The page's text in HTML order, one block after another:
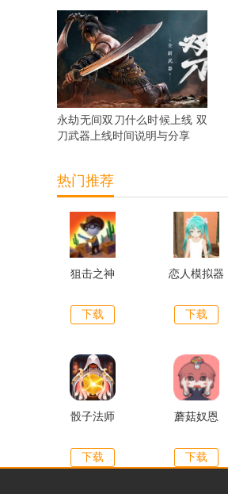
永劫无间双刀什么时候上线 双
刀武器上线时间说明与分享
热门推荐
狙击之神
下载
恋人模拟器
下载
骰子法师
下载
蘑菇奴恩
下载